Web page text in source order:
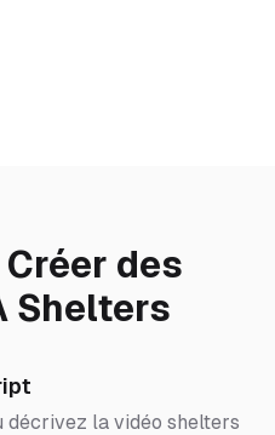
des
Shelters
la vidéo shelters